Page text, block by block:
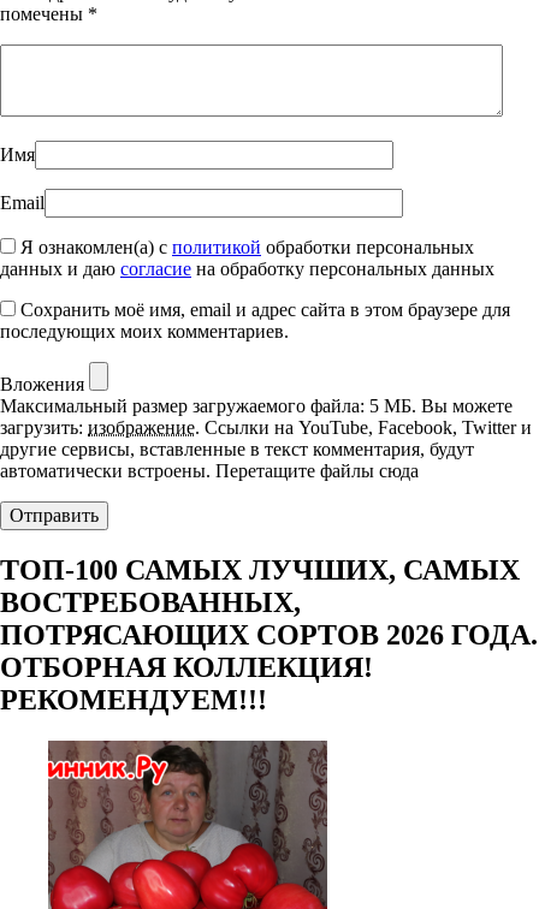
помечены *
Имя
Email
Я ознакомлен(а) с политикой обработки персональных
данных и даю согласие на обработку персональных данных
Сохранить моё имя, email и адрес сайта в этом браузере для
последующих моих комментариев.
Вложения
Максимальный размер загружаемого файла: 5 МБ. Вы можете
загрузить: изображение. Ссылки на YouTube, Facebook, Twitter и
другие сервисы, вставленные в текст комментария, будут
автоматически встроены. Перетащите файлы сюда
ТОП-100 САМЫХ ЛУЧШИХ, САМЫХ
ВОСТРЕБОВАННЫХ,
ПОТРЯСАЮЩИХ СОРТОВ 2026 ГОДА.
ОТБОРНАЯ КОЛЛЕКЦИЯ!
РЕКОМЕНДУЕМ!!!